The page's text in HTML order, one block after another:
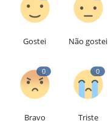
Gostei Não gostei
0
Bravo
0
Triste